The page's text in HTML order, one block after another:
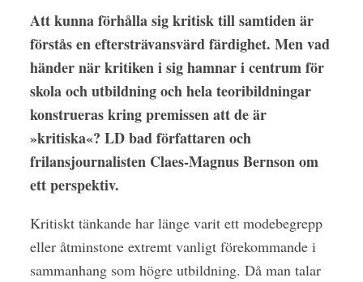
Att kunna förhålla sig kritisk till samtiden är
förstås en eftersträvansvärd färdighet. Men vad
händer när kritiken i sig hamnar i centrum för
skola och utbildning och hela teoribildningar
konstrueras kring premissen att de är
»kritiska«? LD bad författaren och
frilansjournalisten Claes-Magnus Bernson om
ett perspektiv.
Kritiskt tänkande har länge varit ett modebegrepp
eller åtminstone extremt vanligt förekommande i
sammanhang som högre utbildning. Då man talar